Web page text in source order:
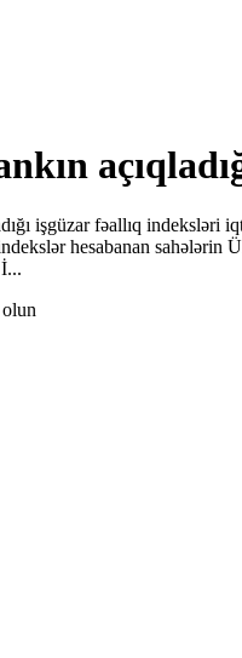
işgüzar fəallıq
hesabanan sahələrin